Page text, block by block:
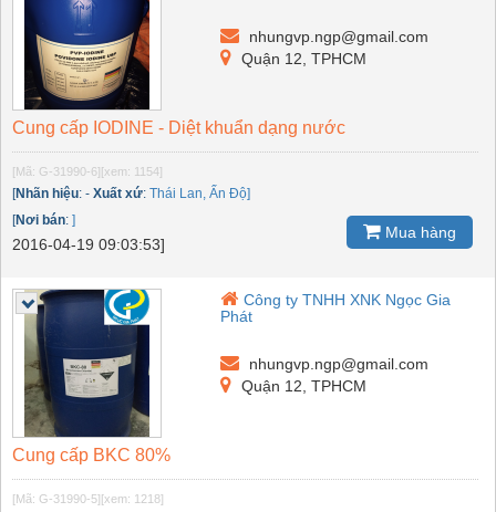
nhungvp.ngp@gmail.com
Quận 12, TPHCM
Cung cấp IODINE - Diệt khuẩn dạng nước
[Mã: G-31990-6] [xem: 1154]
[Nhãn hiệu: - Xuất xứ: Thái Lan, Ấn Độ]
[Nơi bán: ]
2016-04-19 09:03:53]
Mua hàng
Công ty TNHH XNK Ngọc Gia
Phát
nhungvp.ngp@gmail.com
Quận 12, TPHCM
Cung cấp BKC 80%
[Mã: G-31990-5] [xem: 1218]